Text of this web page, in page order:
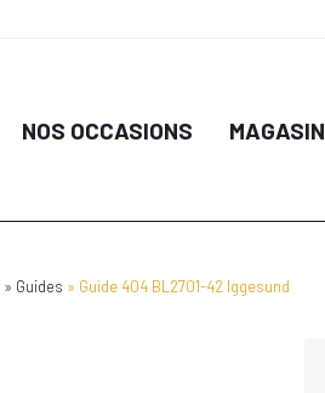
NOS OCCASIONS MAGASIN
Guides Guide 404 BL2701-42 Iggesund